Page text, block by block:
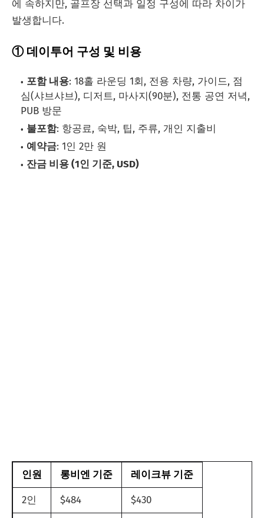
에 속하지만, 골프장 선택과 일정 구성에 따라 차이가
발생합니다.
① 데이투어 구성 및 비용
포함 내용: 18홀 라운딩 1회, 전용 차량, 가이드, 점
심(샤브샤브), 디저트, 마사지(90분), 전통 공연 저녁,
PUB 방문
불포함: 항공료, 숙박, 팁, 주류, 개인 지출비
예약금: 1인 2만 원
잔금 비용 (1인 기준, USD)
인원 롱비엔 기준 레이크뷰 기준
2인 $484 $430